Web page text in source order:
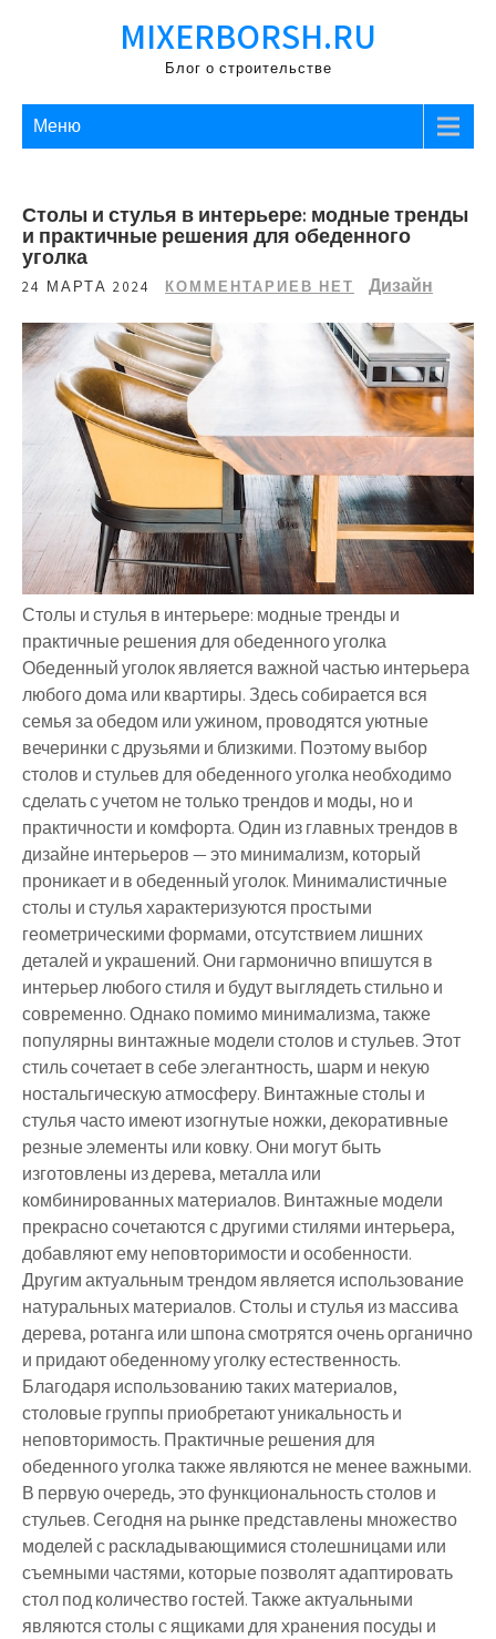
MIXERBORSH.RU
Блог о строительстве
Меню
Столы и стулья в интерьере: модные тренды
и практичные решения для обеденного
уголка
24 МАРТА 2024 КОММЕНТАРИЕВ НЕТ Дизайн
Столы и стулья в интерьере: модные тренды и
практичные решения для обеденного уголка
Обеденный уголок является важной частью интерьера
любого дома или квартиры. Здесь собирается вся
семья за обедом или ужином, проводятся уютные
вечеринки с друзьями и близкими. Поэтому выбор
столов и стульев для обеденного уголка необходимо
сделать с учетом не только трендов и моды, но и
практичности и комфорта. Один из главных трендов в
дизайне интерьеров — это минимализм, который
проникает и в обеденный уголок. Минималистичные
столы и стулья характеризуются простыми
геометрическими формами, отсутствием лишних
деталей и украшений. Они гармонично впишутся в
интерьер любого стиля и будут выглядеть стильно и
современно. Однако помимо минимализма, также
популярны винтажные модели столов и стульев. Этот
стиль сочетает в себе элегантность, шарм и некую
ностальгическую атмосферу. Винтажные столы и
стулья часто имеют изогнутые ножки, декоративные
резные элементы или ковку. Они могут быть
изготовлены из дерева, металла или
комбинированных материалов. Винтажные модели
прекрасно сочетаются с другими стилями интерьера,
добавляют ему неповторимости и особенности.
Другим актуальным трендом является использование
натуральных материалов. Столы и стулья из массива
дерева, ротанга или шпона смотрятся очень органично
и придают обеденному уголку естественность.
Благодаря использованию таких материалов,
столовые группы приобретают уникальность и
неповторимость. Практичные решения для
обеденного уголка также являются не менее важными.
В первую очередь, это функциональность столов и
стульев. Сегодня на рынке представлены множество
моделей с раскладывающимися столешницами или
съемными частями, которые позволят адаптировать
стол под количество гостей. Также актуальными
являются столы с ящиками для хранения посуды и